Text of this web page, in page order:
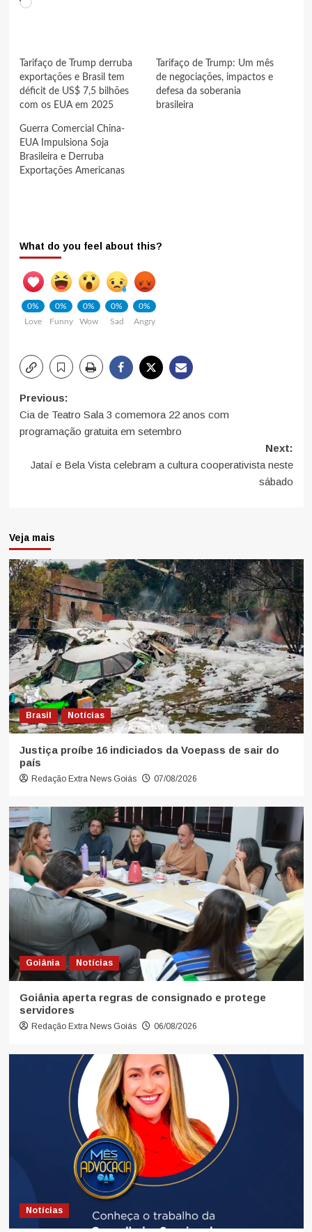
Carregando...
Tarifaço de Trump derruba
exportações e Brasil tem
déficit de US$ 7,5 bilhões
com os EUA em 2025
Tarifaço de Trump: Um mês
de negociações, impactos e
defesa da soberania
brasileira
Guerra Comercial China-
EUA Impulsiona Soja
Brasileira e Derruba
Exportações Americanas
What do you feel about this?
0%
Love
0%
Funny
0%
Wow
0%
Sad
0%
Angry
Post
navigation
Previous:
Cia de Teatro Sala 3 comemora 22 anos com
programação gratuita em setembro
Next:
Jataí e Bela Vista celebram a cultura cooperativista neste
sábado
Veja mais
Brasil Notícias
Justiça proíbe 16 indiciados da Voepass de sair do
país
Redação Extra News Goiás 07/08/2026
Goiânia Notícias
Goiânia aperta regras de consignado e protege
servidores
Redação Extra News Goiás 06/08/2026
Notícias